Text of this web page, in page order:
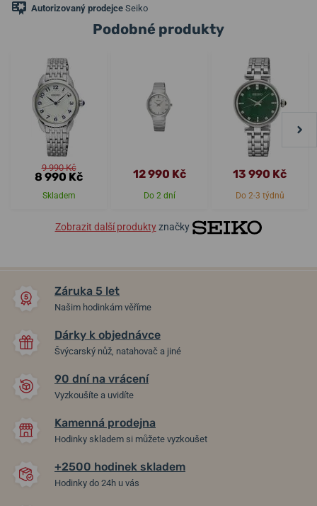
Autorizovaný prodejce Seiko
Podobné produkty
9 990 Kč
8 990 Kč
Skladem
12 990 Kč
Do 2 dní
13 990 Kč
Do 2-3 týdnů
Zobrazit další produktyznačky
Záruka 5 let
Našim hodinkám věříme
Dárky k objednávce
Švýcarský nůž, natahovač a jiné
90 dní na vrácení
Vyzkoušíte a uvidíte
Kamenná prodejna
Hodinky skladem si můžete vyzkoušet
+2500 hodinek skladem
Hodinky do 24h u vás